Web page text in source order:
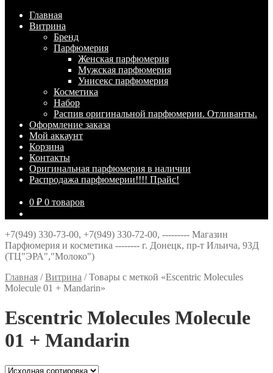
Главная
Витрина
Брeнд
Парфюмерия
Женская парфюмерия
Мужская парфюмерия
Унисекс парфюмерия
Косметика
Набор
Распив оригинальной парфюмерии. Отливанты.
Оформление заказа
Мой аккаунт
Корзина
Контакты
Оригинальная парфюмерия в наличии
Распродажа парфюмерии!!!! Прайс!
0 ₽ 0 товаров
+7(949) 330-73-00, +7(949) 330-72-00, --------- Магазин
Парфюмерия и косметика -------- г. Донецк, пр-т Ильича, 93Д
(ТЦ"ЭРА","Молоко")
Главная /Витрина /Товары с меткой «Escentric Molecules
Molecule 01 + Mandarin»
Escentric Molecules Molecule
01 + Mandarin